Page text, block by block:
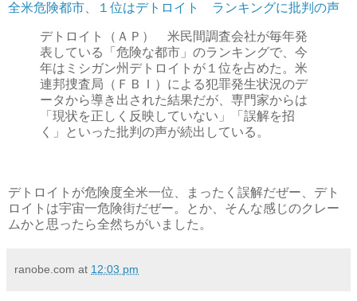
全米危険都市、１位はデトロイト ランキングに批判の声
デトロイト（ＡＰ） 米民間調査会社が毎年発
表している「危険な都市」のランキングで、今
年はミシガン州デトロイトが１位を占めた。米
連邦捜査局（ＦＢＩ）による犯罪発生状況のデ
ータから導き出された結果だが、専門家からは
「現状を正しく反映していない」「誤解を招
く」といった批判の声が続出している。
デトロイトが危険度全米一位、まったく誤解だぜー、デト
ロイトは宇宙一危険街だぜー。とか、そんな感じのクレー
ムかと思ったら全然ちがいました。
ranobe.com at 12:03 pm